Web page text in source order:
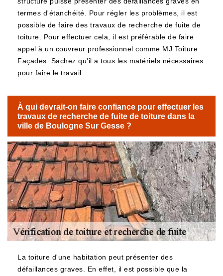
termes d'étanchéité. Pour régler les problèmes, il est
possible de faire des travaux de recherche de fuite de
toiture. Pour effectuer cela, il est préférable de faire
appel à un couvreur professionnel comme MJ Toiture
Façades. Sachez qu'il a tous les matériels nécessaires
pour faire le travail.
À qui devrait-on faire confiance pour effectuer les
travaux de recherche de fuite de toiture dans la
ville de Boulogne Sur Gesse ?
La toiture d'une habitation peut présenter des
défaillances graves. En effet, il est possible que la